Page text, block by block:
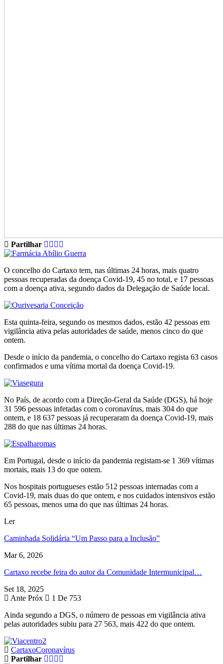
Partilhar
O concelho do Cartaxo tem, nas últimas 24 horas, mais quatro
pessoas recuperadas da doença Covid-19, 45 no total, e 17 pessoas
com a doença ativa, segundo dados da Delegação de Saúde local.
Esta quinta-feira, segundo os mesmos dados, estão 42 pessoas em
vigilância ativa pelas autoridades de saúde, menos cinco do que
ontem.
Desde o início da pandemia, o concelho do Cartaxo regista 63 casos
confirmados e uma vítima mortal da doença Covid-19.
No País, de acordo com a Direção-Geral da Saúde (DGS), há hoje
31 596 pessoas infetadas com o coronavírus, mais 304 do que
ontem, e 18 637 pessoas já recuperaram da doença Covid-19, mais
288 do que nas últimas 24 horas.
Em Portugal, desde o início da pandemia registam-se 1 369 vítimas
mortais, mais 13 do que ontem.
Nos hospitais portugueses estão 512 pessoas internadas com a
Covid-19, mais duas do que ontem, e nos cuidados intensivos estão
65 pessoas, menos uma do que nas últimas 24 horas.
Ler
Caminhada Solidária “Um Passo para a Inclusão”
Mar 6, 2026
Cartaxo recebe feira do autor da Comunidade Intermunicipal…
Set 18, 2025
Ante Próx
1 De 753
Ainda segundo a DGS, o número de pessoas em vigilância ativa
pelas autoridades subiu para 27 563, mais 422 do que ontem.
CartaxoCoronavírus
Partilhar